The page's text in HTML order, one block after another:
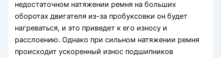
недостаточном натяжении ремня на больших
оборотах двигателя из-за пробуксовки он будет
нагреваться, и это приведет к его износу и
расслоению. Однако при сильном натяжении ремня
происходит ускоренный износ подшипников